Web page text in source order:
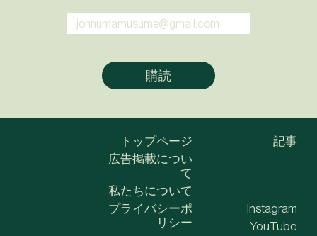
トップページ
広告掲載につい
て
私たちについて
記事
プライバシーポ
リシー
Instagram
YouTube